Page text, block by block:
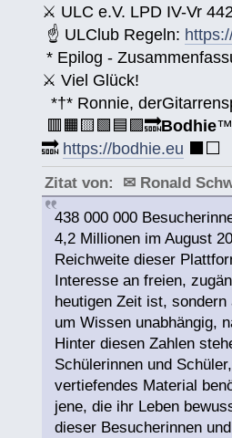
⚔ ULC e.V. LPD IV-Vr
☝ ULClub Regeln:
* Epilog -
⚔ Viel Glück!
*†* Ronnie,
🟥🟧🟨🟩🟦🟪🔜Bodhie
🔜 https://bodhie.eu ⬛️⬜️
Zitat von: ✉ Ronald
438 000 000
4,2 Millionen im August
Reichweite dieser
Interesse an freien,
heutigen Zeit ist,
um Wissen unabhängig,
Hinter diesen Zahlen
Schülerinnen und
vertiefendes Material
jene, die ihr Leben
dieser Besucherinnen